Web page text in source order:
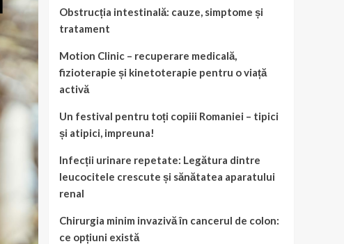
Obstrucția intestinală: cauze, simptome și
tratament
Motion Clinic – recuperare medicală,
fizioterapie și kinetoterapie pentru o viață
activă
Un festival pentru toți copiii Romaniei – tipici
și atipici, impreuna!
Infecții urinare repetate: Legătura dintre
leucocitele crescute și sănătatea aparatului
renal
Chirurgia minim invazivă în cancerul de colon:
ce opțiuni există